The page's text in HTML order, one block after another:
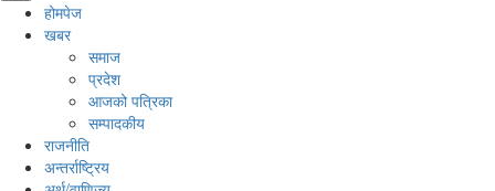
होमपेज
खबर
समाज
प्रदेश
आजको पत्रिका
सम्पादकीय
राजनीति
अन्तर्राष्ट्रिय